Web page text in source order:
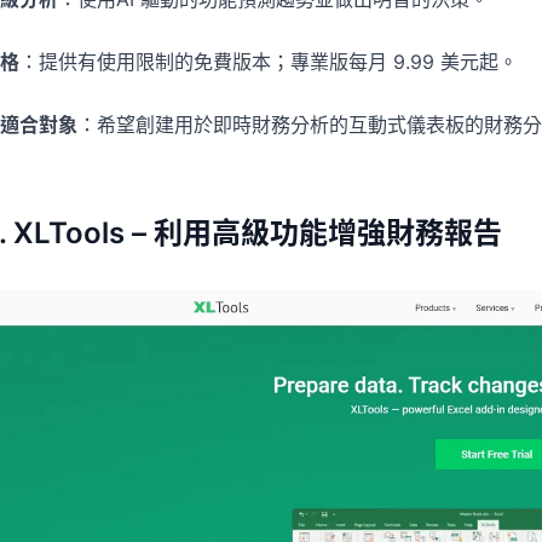
：提供有使用限制的免費版本；專業版每月 9.99 美元起。
合對象 ：希望創建用於即時財務分析的互動式儀表板的財務
XLTools – 利用高級功能增強財務報告